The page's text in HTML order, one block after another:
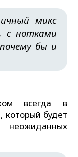
микс
с нотками
бы и
всегда в
который будет
неожиданных